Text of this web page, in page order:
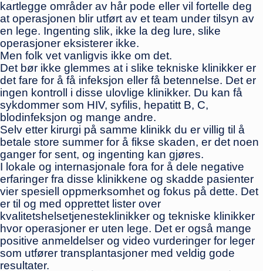
kartlegge områder av hår pode eller vil fortelle deg
at operasjonen blir utført av et team under tilsyn av
en lege. Ingenting slik, ikke la deg lure, slike
operasjoner eksisterer ikke.
Men folk vet vanligvis ikke om det.
Det bør ikke glemmes at i slike tekniske klinikker er
det fare for å få infeksjon eller få betennelse. Det er
ingen kontroll i disse ulovlige klinikker. Du kan få
sykdommer som HIV, syfilis, hepatitt B, C,
blodinfeksjon og mange andre.
Selv etter kirurgi på samme klinikk du er villig til å
betale store summer for å fikse skaden, er det noen
ganger for sent, og ingenting kan gjøres.
I lokale og internasjonale fora for å dele negative
erfaringer fra disse klinikkene og skadde pasienter
vier spesiell oppmerksomhet og fokus på dette. Det
er til og med opprettet lister over
kvalitetshelsetjenesteklinikker og tekniske klinikker
hvor operasjoner er uten lege. Det er også mange
positive anmeldelser og video vurderinger for leger
som utfører transplantasjoner med veldig gode
resultater.